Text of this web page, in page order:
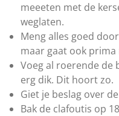
meeeten met de
weglaten.
Meng alles goed
maar gaat ook prima
Voeg al roerende de
erg dik. Dit hoort zo.
Giet je beslag over
Bak de clafoutis op